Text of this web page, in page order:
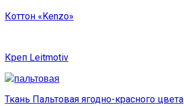
Коттон «Kenzo»
Креп Leitmotiv
Ткань Пальтовая ягодно-красного цвета